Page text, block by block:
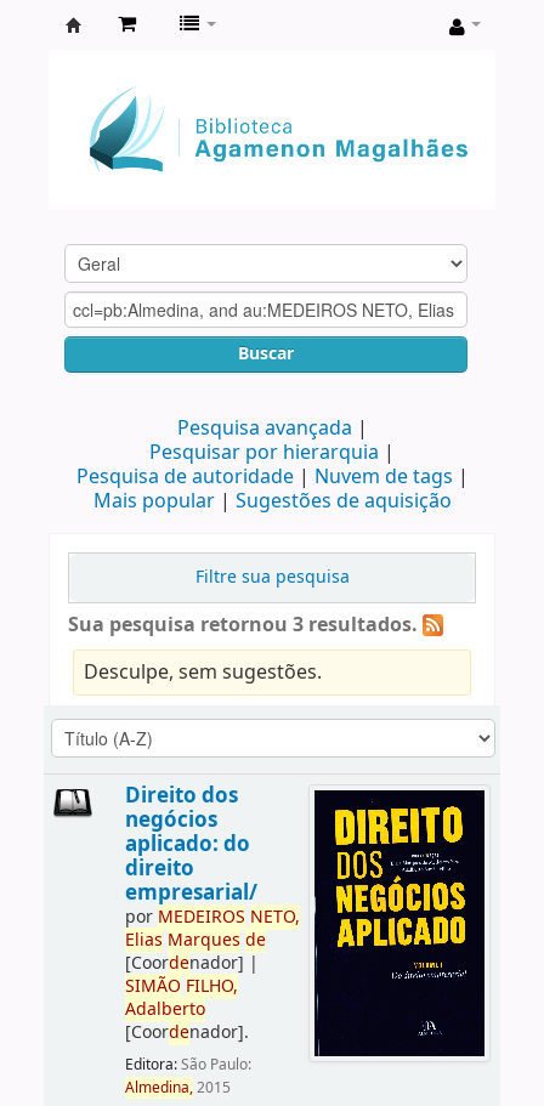
Agamenon
Magalhães
Buscar
Pesquisa avançada
Pesquisar por hierarquia
Pesquisa de autoridade
Nuvem de tags
Mais popular
Sugestões de aquisição
Filtre sua pesquisa
Sua pesquisa retornou 3 resultados.
Desculpe, sem sugestões.
Direito dos
negócios
aplicado: do
direito
empresarial/
por MEDEIROS NETO,
Elias Marques de
[Coordenador] |
SIMÃO FILHO,
Adalberto
[Coordenador].
Editora:São Paulo:
Almedina,2015